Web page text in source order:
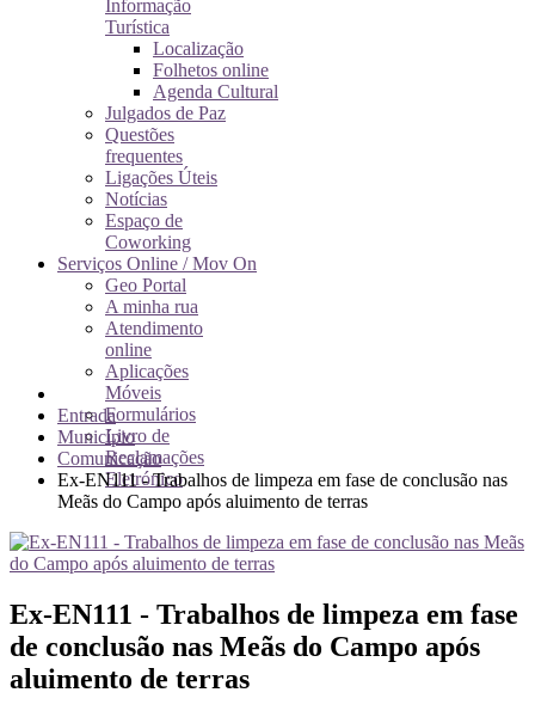
Informação
Turística
Localização
Folhetos online
Agenda Cultural
Julgados de Paz
Questões
frequentes
Ligações Úteis
Notícias
Espaço de
Coworking
Serviços Online / Mov On
Geo Portal
A minha rua
Atendimento
online
Aplicações
Móveis
Formulários
Livro de
Reclamações
Eletrónico
Entrada
Município
Comunicação
Ex-EN111 - Trabalhos de limpeza em fase de conclusão nas
Meãs do Campo após aluimento de terras
Ex-EN111 - Trabalhos de limpeza em fase
de conclusão nas Meãs do Campo após
aluimento de terras